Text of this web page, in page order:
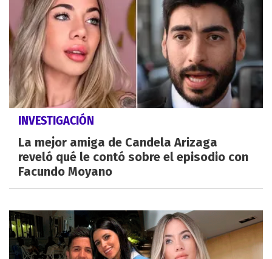
INVESTIGACIÓN
La mejor amiga de Candela Arizaga
reveló qué le contó sobre el episodio con
Facundo Moyano